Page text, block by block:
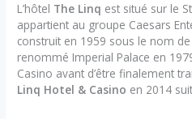
L’hôtel The Linq est situé sur le
appartient au groupe Caesars
construit en 1959 sous le nom
renommé Imperial Palace en
Casino avant d’être finalement
Linq Hotel & Casino en 2014